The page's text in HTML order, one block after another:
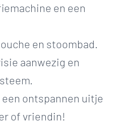
en een
en stoombad.
aanwezig en
ontspannen uitje
of vriendin!